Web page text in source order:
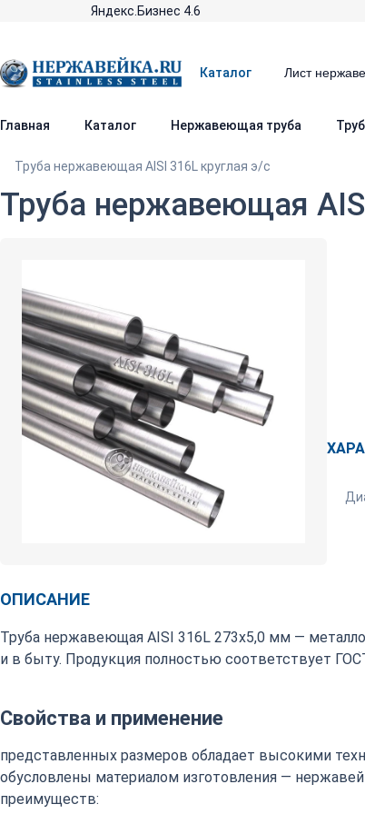
Яндекс.Бизнес 4.6
Каталог
Главная Каталог Нержавеющая труба
Труба нержавеющая AISI 316L круглая э/с
Труба нержавеющая
ОПИСАНИЕ
Труба нержавеющая AISI 316L 273х5,0 мм —
и в быту. Продукция полностью соответствует
Свойства и применение
представленных размеров обладает высокими
обусловлены материалом изготовления —
преимуществ: